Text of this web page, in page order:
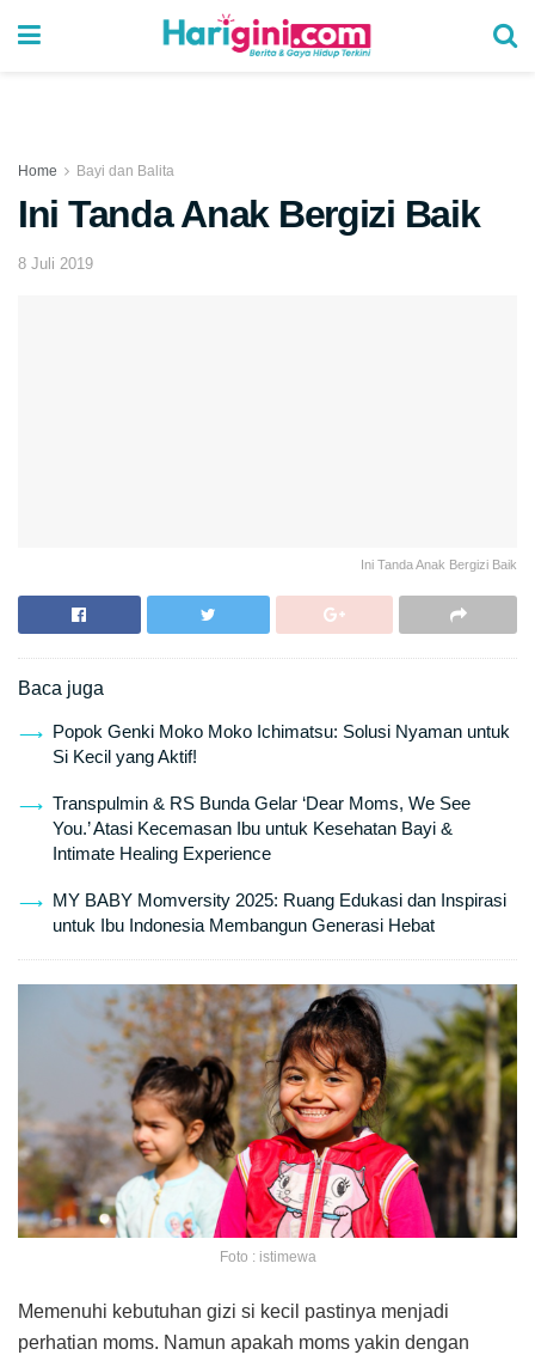
Home Bayi dan Balita
Ini Tanda Anak Bergizi Baik
8 Juli 2019
Ini Tanda Anak Bergizi Baik
Baca juga
Popok Genki Moko Moko Ichimatsu: Solusi Nyaman untuk
Si Kecil yang Aktif!
Transpulmin & RS Bunda Gelar ‘Dear Moms, We See
You.’ Atasi Kecemasan Ibu untuk Kesehatan Bayi &
Intimate Healing Experience
MY BABY Momversity 2025: Ruang Edukasi dan Inspirasi
untuk Ibu Indonesia Membangun Generasi Hebat
Foto : istimewa
Memenuhi kebutuhan gizi si kecil pastinya menjadi
perhatian moms. Namun apakah moms yakin dengan